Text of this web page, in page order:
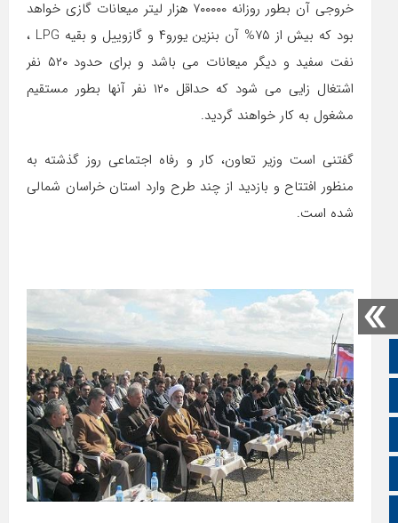
صفحه نخست
تالار گفتمان
اپلیکیشن سایت
خروجی آن بطور روزانه ۷۰۰۰۰۰ هزار لیتر میعانات گازی خواهد
بود که بیش از ۷۵% آن بنزین یورو۴ و گازوییل و بقیه LPG ،
نفت سفید و دیگر میعانات می باشد و برای حدود ۵۲۰ نفر
اشتغال زایی می شود که حداقل ۱۲۰ نفر آنها بطور مستقیم
مشغول به کار خواهند گردید.
گفتنی است وزیر تعاون، کار و رفاه اجتماعی روز گذشته به
منظور افتتاح و بازدید از چند طرح وارد استان خراسان شمالی
شده است.